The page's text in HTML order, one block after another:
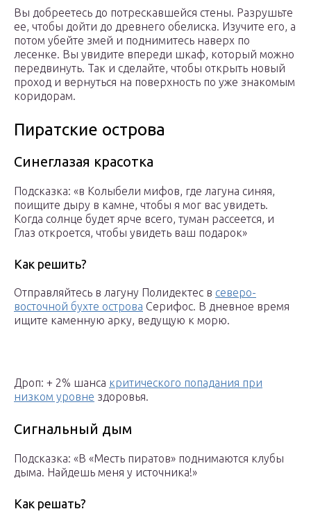
Вы добреетесь до потрескавшейся стены. Разрушьте
ее, чтобы дойти до древнего обелиска. Изучите его, а
потом убейте змей и поднимитесь наверх по
лесенке. Вы увидите впереди шкаф, который можно
передвинуть. Так и сделайте, чтобы открыть новый
проход и вернуться на поверхность по уже знакомым
коридорам.
Пиратские острова
Синеглазая красотка
Подсказка: «в Колыбели мифов, где лагуна синяя,
поищите дыру в камне, чтобы я мог вас увидеть.
Когда солнце будет ярче всего, туман рассеется, и
Глаз откроется, чтобы увидеть ваш подарок»
Как решить?
Отправляйтесь в лагуну Полидектес в северо-
восточной бухте острова Серифос. В дневное время
ищите каменную арку, ведущую к морю.
Дроп: + 2% шанса критического попадания при
низком уровне здоровья.
Сигнальный дым
Подсказка: «В «Месть пиратов» поднимаются клубы
дыма. Найдешь меня у источника!»
Как решать?